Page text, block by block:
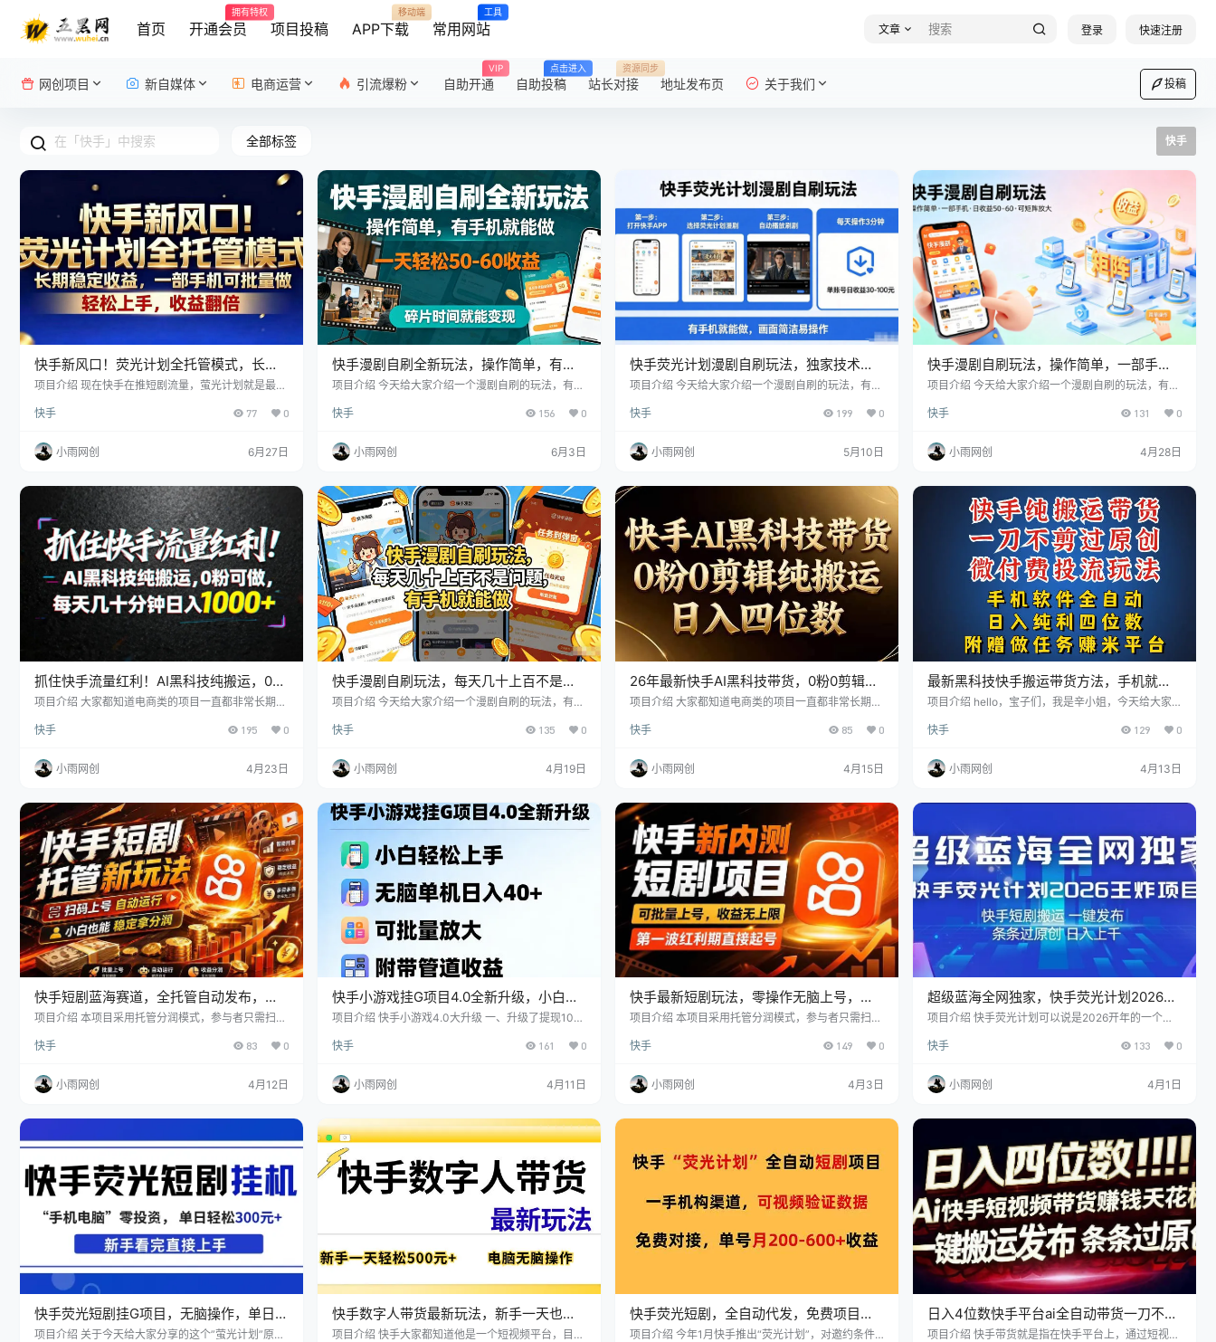
首页 开通会员
拥有特权
项目投稿 APP下载
移动端
常用网站
工具
文章 登录 快速注册
网创项目 新自媒体 电商运营 引流爆粉 自助开通
VIP
自助投稿
点击进入
站长对接
资源同步
地址发布页 关于我们 投稿
全部标签 快手
快手新风口！荧光计划全托管模式，长期
稳定收益，一部手机可批量做
项目介绍 现在快手在推短剧流量，萤光计划就是最近
门短剧发到账号上，有播放就有收益，这边是托管模
后，后面的发布和维护都有团队统一操作，一部手机
就能做，适合想搞副业、又不想太麻烦的人。现在还
项目介绍 项目准备 项目实操 变现合作【红帽子联
快手 77 0
小雨网创 6月27日
快手漫剧自刷全新玩法，操作简单，有手
机就能做，一天轻松50-60收益，碎片时
项目介绍 今天给大家介绍一个漫剧自刷的玩法，有小
传漫剧，小号刷剧/刷漫剧里面的广告，获取广告收
伙伴从做这个项目开始到现在已经涨了几千粉
快手 156 0
小雨网创 6月3日
快手荧光计划漫剧自刷玩法，独家技术，
每天几十上百很轻松，一部手机就能做
项目介绍 今天给大家介绍一个漫剧自刷的玩法，有小
传漫剧，小号刷剧/刷漫剧里面的广告，获取广告收
伙伴从做这个项目开始到现在已经涨了几千粉
快手 199 0
小雨网创 5月10日
快手漫剧自刷玩法，操作简单，一部手机
就可以做，一天50-60收益，可矩阵放大
项目介绍 今天给大家介绍一个漫剧自刷的玩法，有小
传漫剧，小号刷剧/刷漫剧里面的广告，获取广告收
伙伴从做这个项目开始到现在已经涨了几千粉
快手 131 0
小雨网创 4月28日
抓住快手流量红利！AI黑科技纯搬运，0粉
可做，每天几十分钟日入1000+
项目介绍 大家都知道电商类的项目一直都非常长期稳
握对的方法，露脸拍摄，口才不好等各种原因做不起
也能轻松上手，最快当天就可以出单，收益稳定不封
号！就是通过我们的技术和方法，在KS平台带货赚
余精力管理，即可躺赚收益，内测账号月佣金额都是
1W起步，佣金10%-20%以…
快手 195 0
小雨网创 4月23日
快手漫剧自刷玩法，每天几十上百不是问
题，有手机就能做，可以矩阵放大收益
项目介绍 今天给大家介绍一个漫剧自刷的玩法，有小
传漫剧，小号刷剧/刷漫剧里面的广告，获取广告收
伙伴从做这个项目开始到现在已经涨了几千粉
快手 135 0
小雨网创 4月19日
26年最新快手AI黑科技带货，0粉0剪辑，
纯搬运，日入四位数
项目介绍 大家都知道电商类的项目一直都非常长期稳
握对的方法，露脸拍摄，口才不好等各种原因做不起
也能轻松上手，最快当天就可以出单，收益稳定不封
号！就是通过我们的技术和方法，在KS平台带货赚
余精力管理，即可躺赚收益，内测账号月佣金额都是
1W起步，佣金10%-20%以…
快手 85 0
小雨网创 4月15日
最新黑科技快手搬运带货方法，手机就能
操作，轻松带你日入四位数
项目介绍 hello，宝子们，我是辛小姐，今天给大家
技搬运带货，我们分为全自动和半自动，如果半自动
话，是手机给你去重后直接发布。非常非常简单，完
全可以解放双手，适合懒人，适合小白的项目，详细
任务赚米平台 学员老反馈 学员最新反馈 带货2准备工
快手 129 0
小雨网创 4月13日
快手短剧蓝海赛道，全托管自动发布，多
号操作轻松放大收益
项目介绍 本项目采用托管分润模式，参与者只需扫码
布内容。项目基于快手近期开放内测的短剧内容分成
前项目仍处于早期阶段，参与者数量相对较少，账号
更容易获得基础流量和播放数据。实际操作中，账号
SM账号 → 填表绑定机构开白→扫码登录 → 系统自动
快手 83 0
小雨网创 4月12日
快手小游戏挂G项目4.0全新升级，小白轻
松上手，无脑单机日入40+，可批量放
项目介绍 快手小游戏4.0大升级 一、升级了提现10分
量，可放大，小白可轻松上手，无脑单机日入40+ 整
戏，看里面的广告来賺取收益，项目非常简单，只要
手机有网，去哪都能看，收益也非常可观，单机闭眼
达到了80%，还增加了管道收益，推广起来更有激情
快手 161 0
小雨网创 4月11日
快手最新短剧玩法，零操作无脑上号，收
益无上限，新手也能轻松上车
项目介绍 本项目采用托管分润模式，参与者只需扫码
或内容发布操作。 项目依托快手近期开放内测的短剧
益。目前仍处于早期阶段，参与者数量相对有限，因
此每个账号更容易获取基础流量与播放数据。 在操作
需提供账号并扫码登录即可，剩余的内容发布、维护
快手 149 0
小雨网创 4月3日
超级蓝海全网独家，快手荧光计划2026王
炸项目，日入1k+，快手短剧搬运，一键发
项目介绍 快手荧光计划可以说是2026开年的一个王
利用咱们团队内部提供的黑科技软件，把市面上的一
运发布到自己的账号上面，真正意义上实现了一刀不
剪，条条视频都可以过原创。短剧自带流量，短剧内
体，不用担心流量的问题，一键搬运，一刀不剪，不
快手 133 0
小雨网创 4月1日
快手荧光短剧挂G项目，无脑操作，单日一
天轻松300+，看完直接上手
项目介绍 关于今天给大家分享的这个”萤光计划”原理
快手数字人带货最新玩法，新手一天也能
300+，无脑操作，看完直接上手
项目介绍 快手大家都知道他是一个短视频平台，目前
快手荧光短剧，全自动代发，免费项目单
号月200-600收益
项目介绍 今年1月快手推出“荧光计划”，对邀约条件
日入4位数快手平台ai全自动带货一刀不剪
黑科技搬运一键发布原创
项目介绍 快手带货就是指在快手平台上，通过短视频